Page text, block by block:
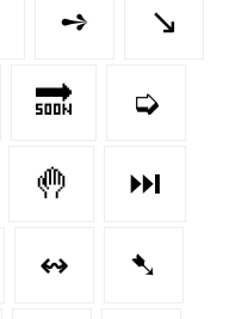
➺ ↘️
🔜 ➭
🤚 ⏭️
↭ ➷